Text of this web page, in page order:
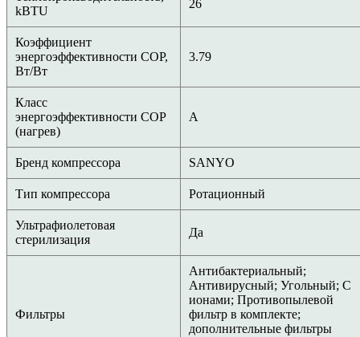
kBTU
26
Коэффициент
энергоэффективности COP,
Вт/Вт
3.79
Класс
энергоэффективности COP
(нагрев)
A
Бренд компрессора SANYO
Тип компрессора Ротационный
Ультрафиолетовая
стерилизация
Да
Фильтры
Антибактериальный;
Антивирусный; Угольный; С
ионами; Противопылевой
фильтр в комплекте;
дополнительные фильтры